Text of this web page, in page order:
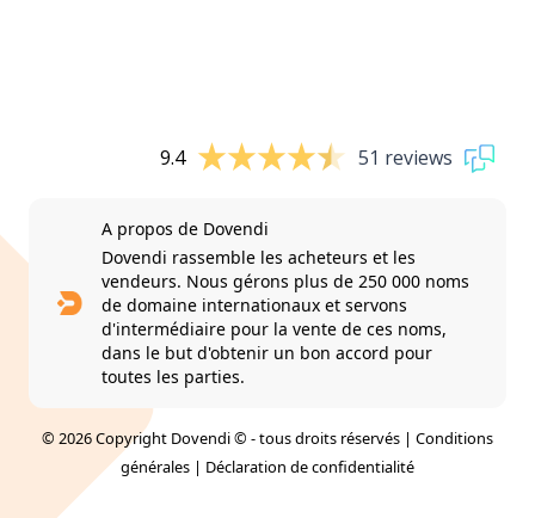
9.4 51 reviews
A propos de Dovendi
Dovendi rassemble les acheteurs et les
vendeurs. Nous gérons plus de 250 000 noms
de domaine internationaux et servons
d'intermédiaire pour la vente de ces noms,
dans le but d'obtenir un bon accord pour
toutes les parties.
© 2026 Copyright Dovendi © - tous droits réservés | Conditions
générales | Déclaration de confidentialité